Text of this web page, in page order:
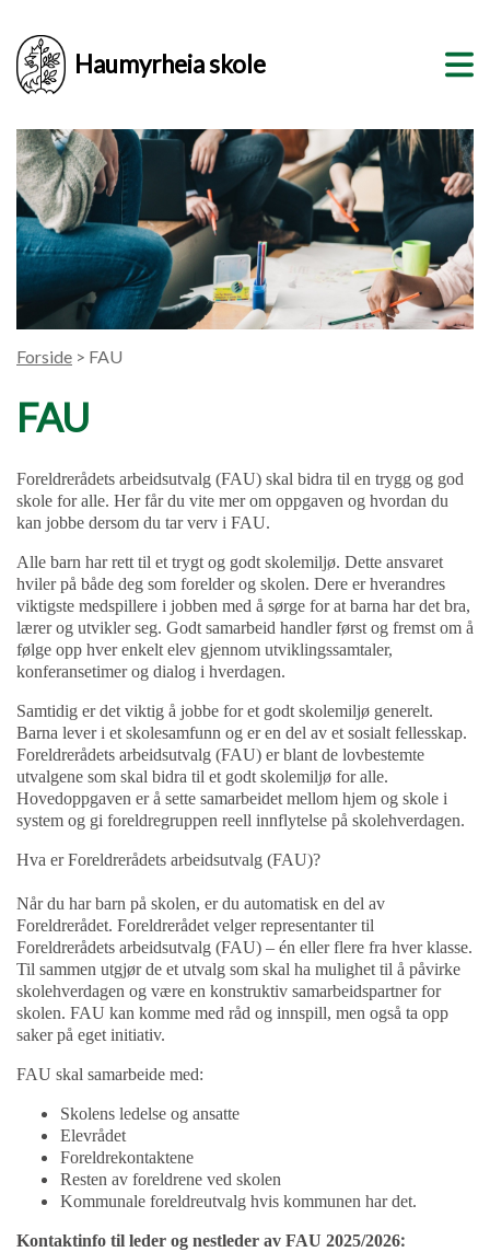
Haumyrheia skole
Forside > FAU
FAU
Foreldrerådets arbeidsutvalg (FAU) skal bidra til en trygg og god
skole for alle. Her får du vite mer om oppgaven og hvordan du
kan jobbe dersom du tar verv i FAU.
Alle barn har rett til et trygt og godt skolemiljø. Dette ansvaret
hviler på både deg som forelder og skolen. Dere er hverandres
viktigste medspillere i jobben med å sørge for at barna har det bra,
lærer og utvikler seg. Godt samarbeid handler først og fremst om å
følge opp hver enkelt elev gjennom utviklingssamtaler,
konferansetimer og dialog i hverdagen.
Samtidig er det viktig å jobbe for et godt skolemiljø generelt.
Barna lever i et skolesamfunn og er en del av et sosialt fellesskap.
Foreldrerådets arbeidsutvalg (FAU) er blant de lovbestemte
utvalgene som skal bidra til et godt skolemiljø for alle.
Hovedoppgaven er å sette samarbeidet mellom hjem og skole i
system og gi foreldregruppen reell innflytelse på skolehverdagen.
Hva er Foreldrerådets arbeidsutvalg (FAU)?
Når du har barn på skolen, er du automatisk en del av
Foreldrerådet. Foreldrerådet velger representanter til
Foreldrerådets arbeidsutvalg (FAU) – én eller flere fra hver klasse.
Til sammen utgjør de et utvalg som skal ha mulighet til å påvirke
skolehverdagen og være en konstruktiv samarbeidspartner for
skolen. FAU kan komme med råd og innspill, men også ta opp
saker på eget initiativ.
FAU skal samarbeide med:
Skolens ledelse og ansatte
Elevrådet
Foreldrekontaktene
Resten av foreldrene ved skolen
Kommunale foreldreutvalg hvis kommunen har det.
Kontaktinfo til leder og nestleder av FAU 2025/2026: